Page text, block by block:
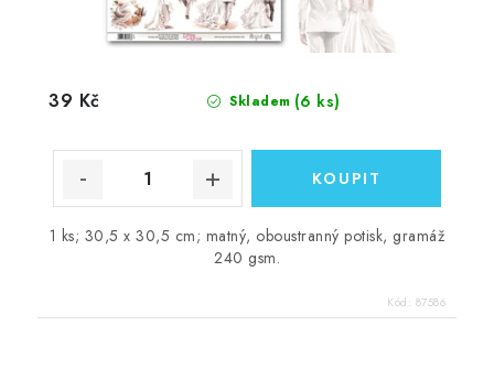
Skladem (6 ks)
39 Kč
1 ks; 30,5 x 30,5 cm; matný, oboustranný potisk, gramáž
240 gsm.
Kód: 87586